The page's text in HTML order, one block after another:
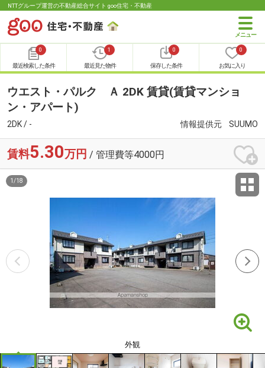
NTTグループ運営の不動産総合サイト goo住宅・不動産
0
最近検索した条件
1
最近見た物件
0
保存した条件
0
お気に入り
ウエスト・パルク Ａ 2DK 賃貸(賃貸マンショ
ン・アパート)
2DK / - 情報提供元 SUUMO
賃料5.30万円 / 管理費等4000円
外観
1 /18